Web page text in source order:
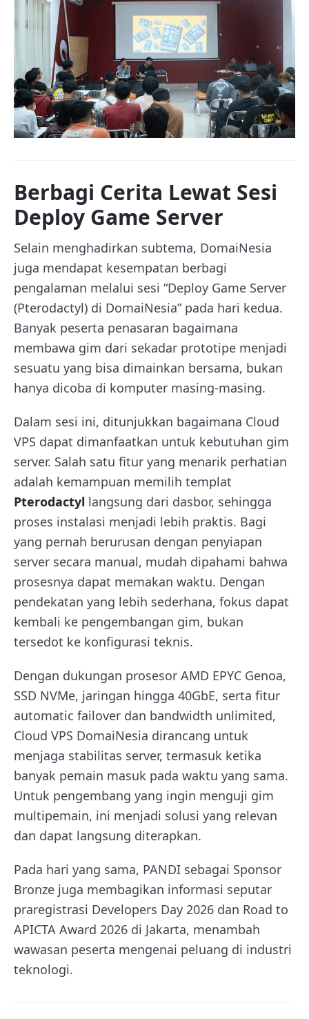
Berbagi Cerita Lewat Sesi
Deploy Game Server
Selain menghadirkan subtema, DomaiNesia
juga mendapat kesempatan berbagi
pengalaman melalui sesi “Deploy Game Server
(Pterodactyl) di DomaiNesia” pada hari kedua.
Banyak peserta penasaran bagaimana
membawa gim dari sekadar prototipe menjadi
sesuatu yang bisa dimainkan bersama, bukan
hanya dicoba di komputer masing-masing.
Dalam sesi ini, ditunjukkan bagaimana Cloud
VPS dapat dimanfaatkan untuk kebutuhan gim
server. Salah satu fitur yang menarik perhatian
adalah kemampuan memilih templat
Pterodactyl langsung dari dasbor, sehingga
proses instalasi menjadi lebih praktis. Bagi
yang pernah berurusan dengan penyiapan
server secara manual, mudah dipahami bahwa
prosesnya dapat memakan waktu. Dengan
pendekatan yang lebih sederhana, fokus dapat
kembali ke pengembangan gim, bukan
tersedot ke konfigurasi teknis.
Dengan dukungan prosesor AMD EPYC Genoa,
SSD NVMe, jaringan hingga 40GbE, serta fitur
automatic failover dan bandwidth unlimited,
Cloud VPS DomaiNesia dirancang untuk
menjaga stabilitas server, termasuk ketika
banyak pemain masuk pada waktu yang sama.
Untuk pengembang yang ingin menguji gim
multipemain, ini menjadi solusi yang relevan
dan dapat langsung diterapkan.
Pada hari yang sama, PANDI sebagai Sponsor
Bronze juga membagikan informasi seputar
praregistrasi Developers Day 2026 dan Road to
APICTA Award 2026 di Jakarta, menambah
wawasan peserta mengenai peluang di industri
teknologi.